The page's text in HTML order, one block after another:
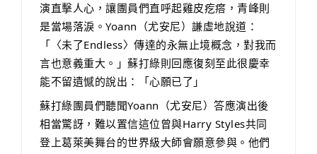
演直擊人心，讓團員們直呼起雞皮疙瘩，青峰則
是當場落淚。Yoann（尤安尼）謙虛地說道：
「〈未了Endless〉傳達的永無止境概念，對我而
言也意義重大。」蘇打綠則回應復刻至此很慶幸
能不留遺憾的說出：「心願已了」
蘇打綠團員們聽聞Yoann（尤安尼）答應演出後
相當驚訝，難以置信這位曾與Harry Styles共同
登上葛萊美舞台的世界級大師會願意參與。他們